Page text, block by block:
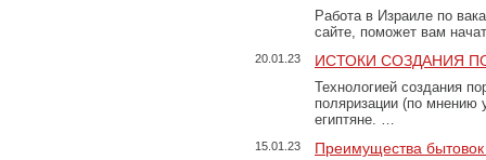
Работа в Израиле по
сайте, поможет вам
20.01.23 ИСТОКИ СОЗДАНИЯ
Технологией создания
поляризации (по
египтяне. …
15.01.23 Преимущества